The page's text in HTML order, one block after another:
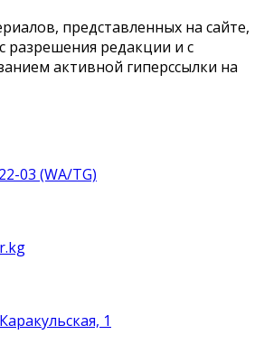
представленных на сайте,
разрешения редакции и с
активной гиперссылки на
03 (WA/TG)
1